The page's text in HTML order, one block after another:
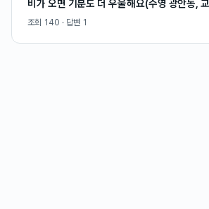
비가 오면 기분도 더 우울해요(수영 광안동,
조회 140 · 답변 1